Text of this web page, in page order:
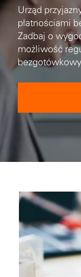
Urząd
płatnościami
Zadbaj o
możliwość